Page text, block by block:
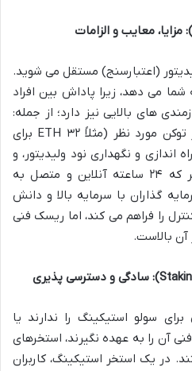
(اعتبارسنج) مستقل می شوید.
می دهد، زیرا پاداش بین افراد
های بالایی نیز دارد؛ از جمله:
نیاز به حداقل مقدار زیادی از توکن مورد نظر (مثلاً ۳۲ ETH برای
اندازی و نگهداری نود ولیدیتور، و
همچنین یک سرور یا کامپیوتر که ۲۴ ساعته آنلاین و متصل به
گذاران با سرمایه بالا و دانش
را فراهم می کند، اما ریسک فنی
آن بالاست.
برای سولو استیکینگ را ندارند یا
آن را به عهده نگیرند، استخرهای
در یک استخر استیکینگ، کاربران